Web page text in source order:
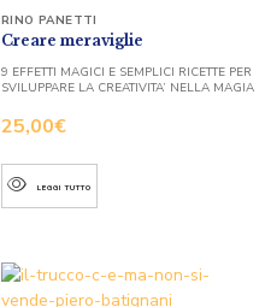
Creare meraviglie
25,00€
RINO PANETTI
9 EFFETTI MAGICI E SEMPLICI RICETTE PER
SVILUPPARE LA CREATIVITA’ NELLA MAGIA
LEGGI TUTTO